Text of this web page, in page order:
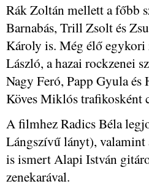
Rák Zoltán mellett a főbb
Barnabás, Trill Zsolt és
Károly is. Még élő egykori
László, a hazai rockzenei
Nagy Feró, Papp Gyula
Köves Miklós trafikosként
A filmhez Radics Béla
Lángszívű lányt), valamint
is ismert Alapi István
zenekarával.